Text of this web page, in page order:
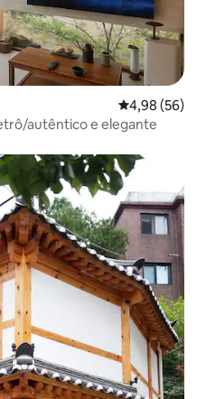
4,98 de uma
4,98 (56)
autêntico e elegante